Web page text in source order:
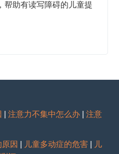
帮助有读写障碍的儿童提
|注意力不集中怎么办 |注意
因 儿童多动症的危害
儿